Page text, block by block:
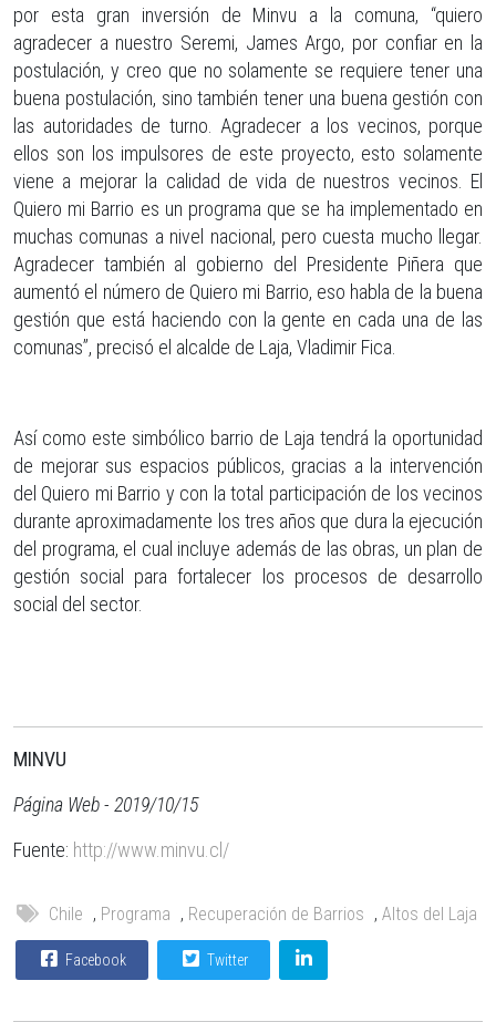
por esta gran inversión de Minvu a la comuna, “quiero
agradecer a nuestro Seremi, James Argo, por confiar en la
postulación, y creo que no solamente se requiere tener una
buena postulación, sino también tener una buena gestión con
las autoridades de turno. Agradecer a los vecinos, porque
ellos son los impulsores de este proyecto, esto solamente
viene a mejorar la calidad de vida de nuestros vecinos. El
Quiero mi Barrio es un programa que se ha implementado en
muchas comunas a nivel nacional, pero cuesta mucho llegar.
Agradecer también al gobierno del Presidente Piñera que
aumentó el número de Quiero mi Barrio, eso habla de la buena
gestión que está haciendo con la gente en cada una de las
comunas”, precisó el alcalde de Laja, Vladimir Fica.
Así como este simbólico barrio de Laja tendrá la oportunidad
de mejorar sus espacios públicos, gracias a la intervención
del Quiero mi Barrio y con la total participación de los vecinos
durante aproximadamente los tres años que dura la ejecución
del programa, el cual incluye además de las obras, un plan de
gestión social para fortalecer los procesos de desarrollo
social del sector.
MINVU
Página Web - 2019/10/15
Fuente: http://www.minvu.cl/
Chile , Programa , Recuperación de Barrios , Altos del Laja
Facebook Twitter